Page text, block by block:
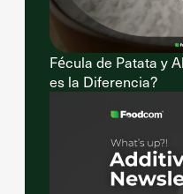
Fécula de Patata y
es la Diferencia?